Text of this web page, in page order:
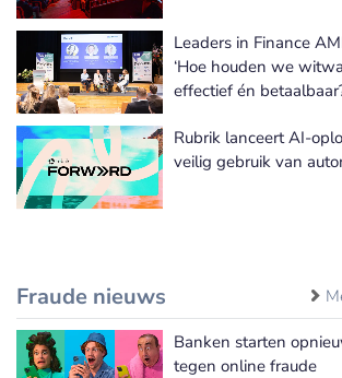
Leaders in Finance
‘Hoe houden we
effectief én
Rubrik lanceert AI-
veilig gebruik van
Fraude nieuws
Banken starten
tegen online fraude